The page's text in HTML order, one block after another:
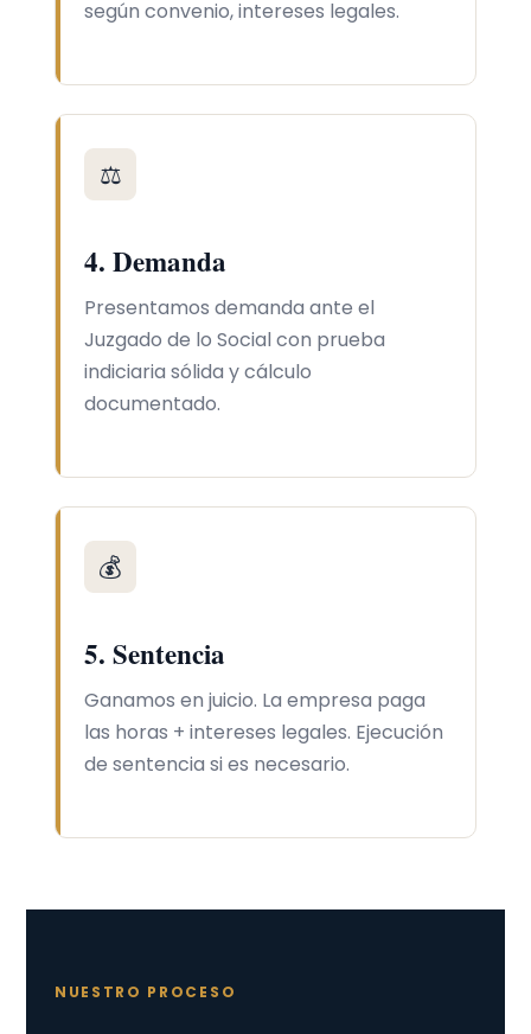
según convenio, intereses legales.
⚖️
4. Demanda
Presentamos demanda ante el
Juzgado de lo Social con prueba
indiciaria sólida y cálculo
documentado.
💰
5. Sentencia
Ganamos en juicio. La empresa paga
las horas + intereses legales. Ejecución
de sentencia si es necesario.
NUESTRO PROCESO